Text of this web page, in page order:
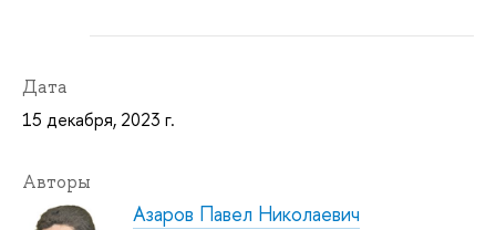
Дата
15 декабря, 2023 г.
Авторы
Азаров Павел Николаевич